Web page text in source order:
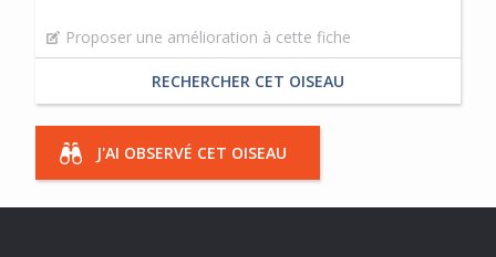
Proposer une amélioration à cette fiche
RECHERCHER CET OISEAU
J'AI OBSERVÉ CET OISEAU